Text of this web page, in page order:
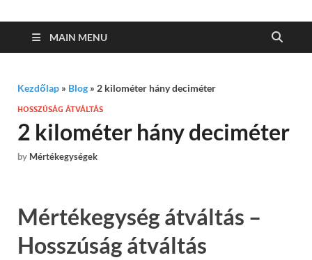
MAIN MENU
Kezdőlap » Blog » 2 kilométer hány deciméter
HOSSZÚSÁG ÁTVÁLTÁS
2 kilométer hány deciméter
by Mértékegységek
Mértékegység átváltás –
Hosszúság átváltás